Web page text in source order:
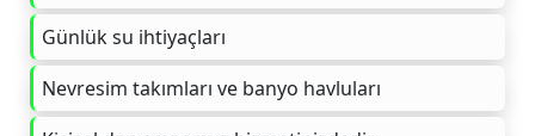
Günlük su ihtiyaçları
Nevresim takımları ve banyo havluları